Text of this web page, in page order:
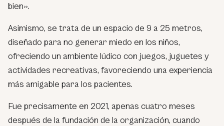
bien».
Asimismo, se trata de un espacio de 9 a 25 metros,
diseñado para no generar miedo en los niños,
ofreciendo un ambiente lúdico con juegos, juguetes y
actividades recreativas, favoreciendo una experiencia
más amigable para los pacientes.
Fue precisamente en 2021, apenas cuatro meses
después de la fundación de la organización, cuando